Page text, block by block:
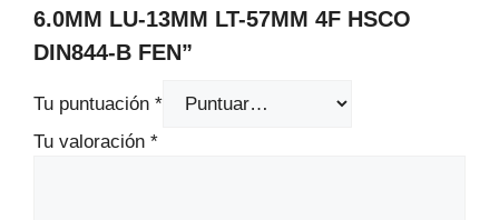
6.0MM LU-13MM LT-57MM 4F HSCO
DIN844-B FEN”
Tu puntuación *
Tu valoración *